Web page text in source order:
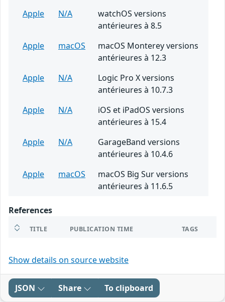
Apple
N/A
watchOS versions
antérieures à 8.5
Apple
macOS
macOS Monterey versions
antérieures à 12.3
Apple
N/A
Logic Pro X versions
antérieures à 10.7.3
Apple
N/A
iOS et iPadOS versions
antérieures à 15.4
Apple
N/A
GarageBand versions
antérieures à 10.4.6
Apple
macOS
macOS Big Sur versions
antérieures à 11.6.5
References
TITLE PUBLICATION TIME TAGS
Show details on source website
JSON Share To clipboard